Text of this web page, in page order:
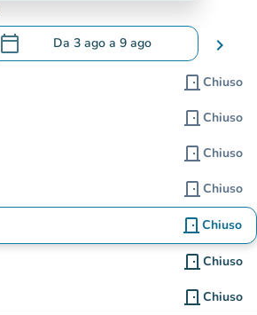
calendar_today Da 3 ago a 9 ago
.Aprire il calendario per modificare le
chevron_right
door_front Chiuso
door_front Chiuso
door_front Chiuso
door_front Chiuso
door_front Chiuso
door_front Chiuso
door_front Chiuso